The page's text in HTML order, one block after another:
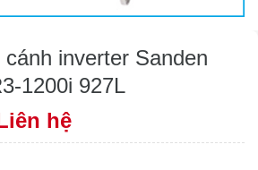
inverter Sanden
1200i 927L
hệ